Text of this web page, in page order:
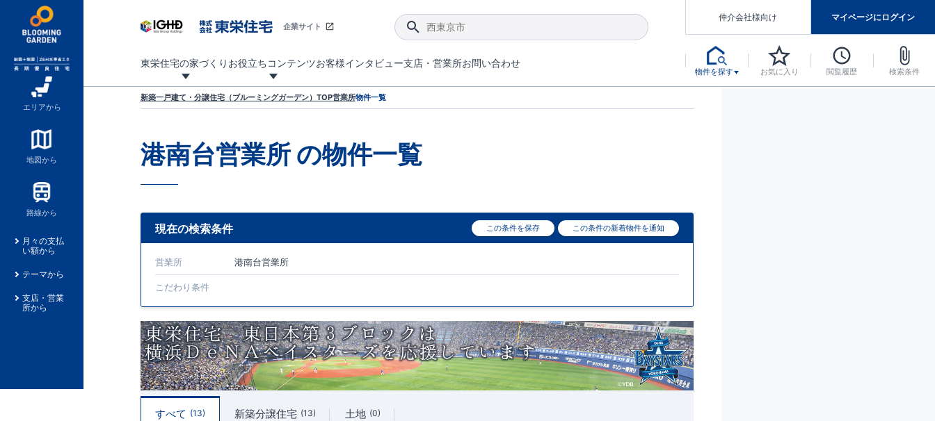
エリアから
地図から
路線から
月々の支払
い額から
テーマから
支店・営業
所から
企業サイト
東栄住宅の家づくり お役立ちコンテンツお客様インタビュー支店・営業所お問い合わせ
仲介会社様向け マイページにログイン
物件を探す お気に入り 閲覧履歴 検索条件
新築一戸建て・分譲住宅（ブルーミングガーデン）TOP営業所物件一覧
港南台営業所 の物件一覧
現在の検索条件 この条件を保存 この条件の新着物件を通知
営業所 港南台営業所
こだわり条件
すべて 13 新築分譲住宅 13 土地 0